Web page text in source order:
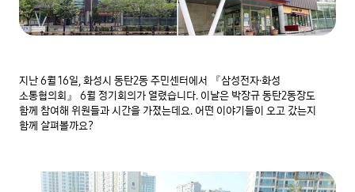
지난 6월 16일, 화성시 동탄2동 주민센터에서 『삼성전자·화성
소통협의회』 6월 정기회의가 열렸습니다. 이날은 박장규 동탄2동장도
함께 참여해 위원들과 시간을 가졌는데요. 어떤 이야기들이 오고 갔는지
함께 살펴볼까요?